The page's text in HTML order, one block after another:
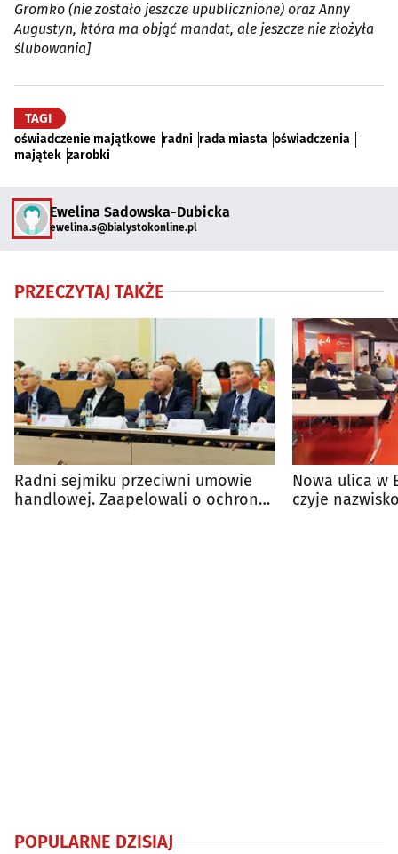
Gromko (nie zostało jeszcze upublicznione) oraz Anny
Augustyn, która ma objąć mandat, ale jeszcze nie złożyła
ślubowania]
TAGI
oświadczenie majątkowe radni rada miasta oświadczenia
majątek zarobki
Ewelina Sadowska-Dubicka
ewelina.s@bialystokonline.pl
PRZECZYTAJ TAKŻE
Radni sejmiku przeciwni umowie
handlowej. Zaapelowali o ochronę
Nowa ulica w
czyje
POPULARNE DZISIAJ